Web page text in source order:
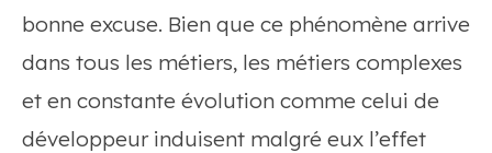
bonne excuse. Bien que ce phénomène arrive
dans tous les métiers, les métiers complexes
et en constante évolution comme celui de
développeur induisent malgré eux l’effet